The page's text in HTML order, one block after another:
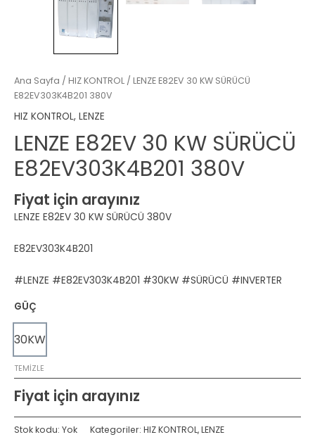
Ana Sayfa / HIZ KONTROL / LENZE E82EV 30 KW SÜRÜCÜ
E82EV303K4B201 380V
HIZ KONTROL, LENZE
LENZE E82EV 30 KW SÜRÜCÜ
E82EV303K4B201 380V
Fiyat için arayınız
LENZE E82EV 30 KW SÜRÜCÜ 380V
E82EV303K4B201
#LENZE #E82EV303K4B201 #30KW #SÜRÜCÜ #INVERTER
GÜÇ
30KW
TEMIZLE
Fiyat için arayınız
Stok kodu: Yok Kategoriler: HIZ KONTROL,LENZE